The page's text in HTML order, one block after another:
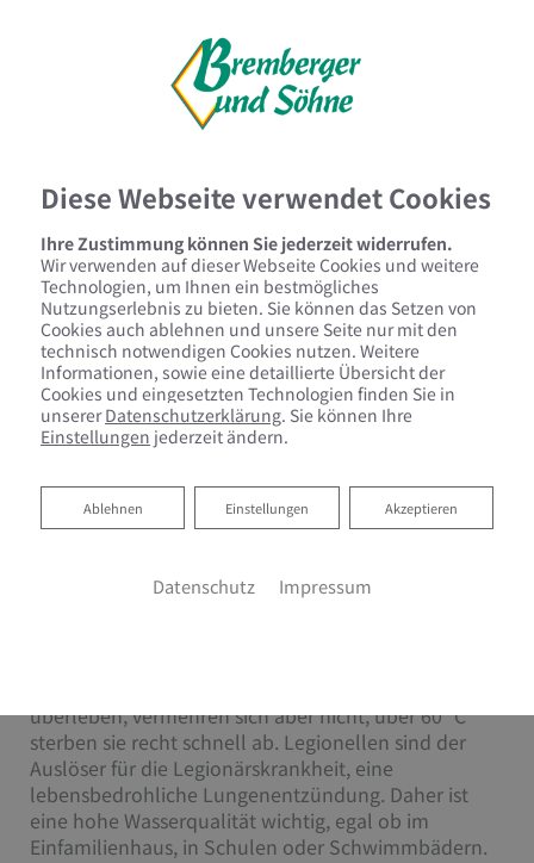
Legionellen im Trinkwasser
Effektiver Schutz und Vorbeugung
überleben, vermehren sich aber nicht, über 60 °C
sterben sie recht schnell ab. Legionellen sind der
Auslöser für die Legionärskrankheit, eine
lebensbedrohliche Lungenentzündung. Daher ist
eine hohe Wasserqualität wichtig, egal ob im
Einfamilienhaus, in Schulen oder Schwimmbädern.
Diese Webseite verwendet Cookies
Ihre Zustimmung können Sie jederzeit widerrufen.
Wir verwenden auf dieser Webseite Cookies und weitere
Technologien, um Ihnen ein bestmögliches
Nutzungserlebnis zu bieten. Sie können das Setzen von
Cookies auch ablehnen und unsere Seite nur mit den
technisch notwendigen Cookies nutzen. Weitere
Informationen, sowie eine detaillierte Übersicht der
Cookies und eingesetzten Technologien finden Sie in
unsererDatenschutzerklärung. Sie können Ihre
Einstellungen jederzeit ändern.
Akzeptieren
Einstellungen
Ablehnen
Ablehnen
Datenschutz Impressum